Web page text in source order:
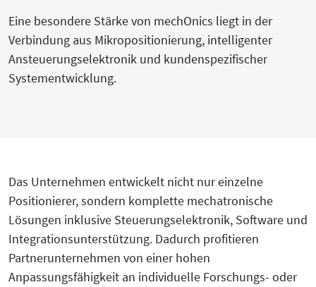
Eine besondere Stärke von mechOnics liegt in der
Verbindung aus Mikropositionierung, intelligenter
Ansteuerungselektronik und kundenspezifischer
Systementwicklung.
Das Unternehmen entwickelt nicht nur einzelne
Positionierer, sondern komplette mechatronische
Lösungen inklusive Steuerungselektronik, Software und
Integrationsunterstützung. Dadurch profitieren
Partnerunternehmen von einer hohen
Anpassungsfähigkeit an individuelle Forschungs- oder